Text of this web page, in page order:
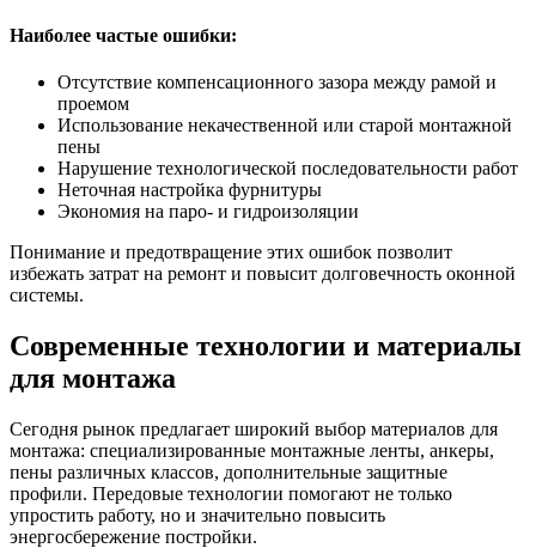
Наиболее частые ошибки:
Отсутствие компенсационного зазора между рамой и
проемом
Использование некачественной или старой монтажной
пены
Нарушение технологической последовательности работ
Неточная настройка фурнитуры
Экономия на паро- и гидроизоляции
Понимание и предотвращение этих ошибок позволит
избежать затрат на ремонт и повысит долговечность оконной
системы.
Современные технологии и материалы
для монтажа
Сегодня рынок предлагает широкий выбор материалов для
монтажа: специализированные монтажные ленты, анкеры,
пены различных классов, дополнительные защитные
профили. Передовые технологии помогают не только
упростить работу, но и значительно повысить
энергосбережение постройки.